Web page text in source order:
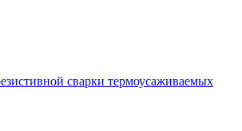
сварки термоусаживаемых